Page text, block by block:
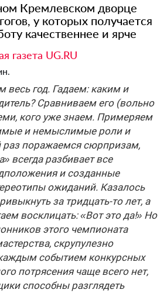
Кремлевском дворце
у которых получается
качественнее и ярче
газета UG.RU
весь год. Гадаем: каким и
Сравниваем его (вольно
кого уже знаем. Примеряем
и немыслимые роли и
поражаемся сюрпризам,
всегда разбивает все
и созданные
ожиданий. Казалось
за тридцать-то лет, а
восклицать: «Вот это да!» Но
этого чемпионата
скрупулезно
событием конкурсных
потрясения чаще всего нет,
способны разглядеть